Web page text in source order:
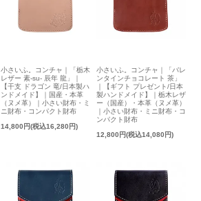
小さいふ。コンチャ｜「栃木
レザー 素-su- 辰年 龍」｜
【干支 ドラゴン 竜/日本製ハ
ンドメイド】｜国産・本革
（ヌメ革）｜小さい財布・ミ
ニ財布・コンパクト財布
14,800円(税込16,280円)
小さいふ。コンチャ｜「バレ
ンタインチョコレート 茶」
｜【ギフト プレゼント/日本
製ハンドメイド】｜栃木レザ
ー（国産）・本革（ヌメ革）
｜小さい財布・ミニ財布・コ
ンパクト財布
12,800円(税込14,080円)